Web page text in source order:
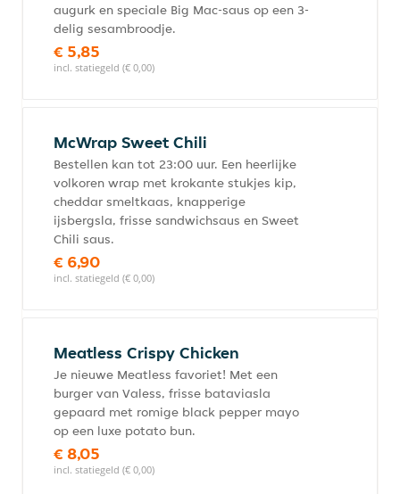
augurk en speciale Big Mac-saus op een 3-
delig sesambroodje.
€ 5,85
incl. statiegeld (€ 0,00)
McWrap Sweet Chili
Bestellen kan tot 23:00 uur. Een heerlijke
volkoren wrap met krokante stukjes kip,
cheddar smeltkaas, knapperige
ijsbergsla, frisse sandwichsaus en Sweet
Chili saus.
€ 6,90
incl. statiegeld (€ 0,00)
Meatless Crispy Chicken
Je nieuwe Meatless favoriet! Met een
burger van Valess, frisse bataviasla
gepaard met romige black pepper mayo
op een luxe potato bun.
€ 8,05
incl. statiegeld (€ 0,00)